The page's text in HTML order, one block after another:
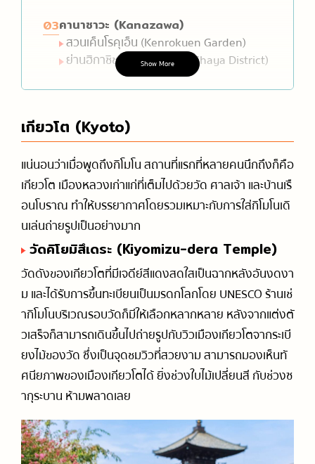
03คานาซาวะ (Kanazawa)
สวนเค็นโรคุเอ็น (Kenrokuen Garden)
ย่านฮิกาชิชายะไก (Higashi Chaya District)
04นารา (Nara)
ปราสาทโอซาก้า (Osaka Castle)
ย่านชินเซไก (Shinsekai)
06ฮิโรชิม่า (Hiroshima)
เกาะมิยาจิมะ (Miyajima Island)
07ฮาโกเน่ (Hakone)
ทะเลสาบอาชิ (Lake Ashi)
08
ทาคายาม่า (Takayama)
ถนนสายซันมาจิซึจิ (Sanmachi Suji)
09คุราชิกิ (Kurashiki)
ย่าน Bikan Historical Quarter
10ยูฟุอิน (Yufuin)
ทะเลสาบคินริน (Lake Kinrin)
Show More
เกียวโต (Kyoto)
แน่นอนว่าเมื่อพูดถึงกิโมโน สถานที่แรกที่หลายคนนึกถึงก็คือ
เกียวโต เมืองหลวงเก่าแก่ที่เต็มไปด้วยวัด ศาลเจ้า และบ้านเรื
อนโบราณ ทำให้บรรยากาศโดยรวมเหมาะกับการใส่กิโมโนเดิ
นเล่นถ่ายรูปเป็นอย่างมาก
วัดคิโยมิสึเดระ (Kiyomizu-dera Temple)
วัดดังของเกียวโตที่มีเจดีย์สีแดงสดใสเป็นฉากหลังอันงดงา
ม และได้รับการขึ้นทะเบียนเป็นมรดกโลกโดย UNESCO ร้านเช่
ากิโมโนบริเวณรอบวัดก็มีให้เลือกหลากหลาย หลังจากแต่งตั
วเสร็จก็สามารถเดินขึ้นไปถ่ายรูปกับวิวเมืองเกียวโตจากระเบี
ยงไม้ของวัด ซึ่งเป็นจุดชมวิวที่สวยงาม สามารถมองเห็นทั
ศนียภาพของเมืองเกียวโตได้ ยิ่งช่วงใบไม้เปลี่ยนสี กับช่วงซ
ากุระบาน ห้ามพลาดเลย